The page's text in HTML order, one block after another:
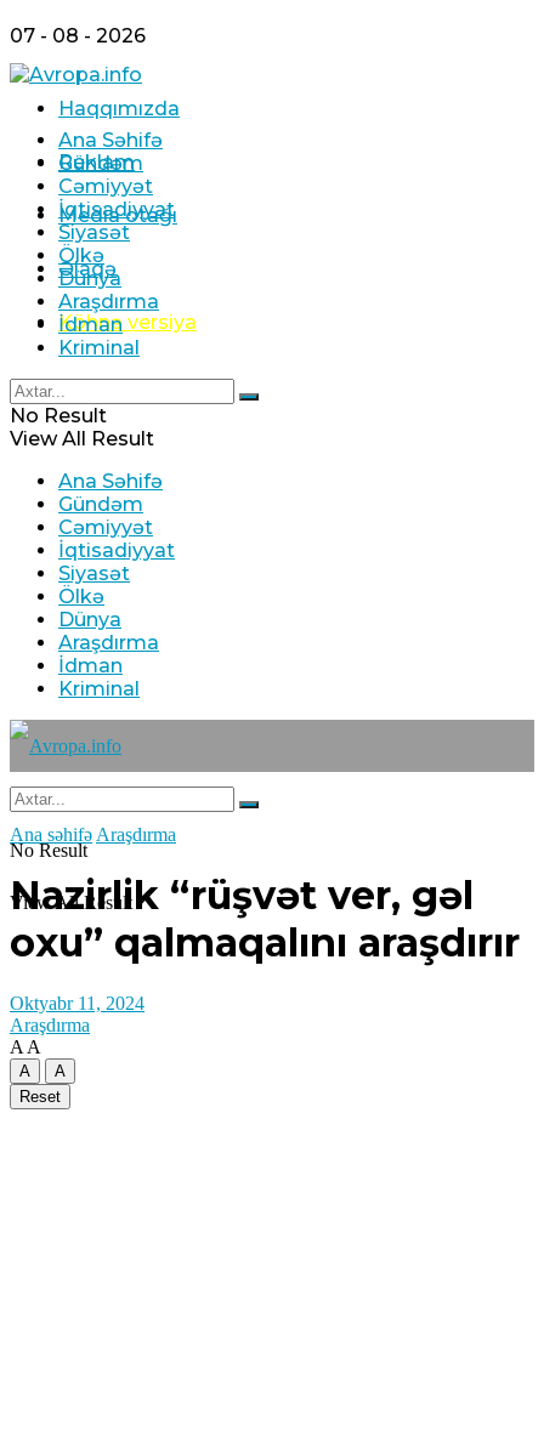
07 - 08 - 2026
Haqqımızda
Reklam
Media otağı
Əlaqə
Köhnə versiya
Ana Səhifə
Gündəm
Cəmiyyət
İqtisadiyyat
Siyasət
Ölkə
Dünya
Araşdırma
İdman
Kriminal
No Result
View All Result
Ana Səhifə
Gündəm
Cəmiyyət
İqtisadiyyat
Siyasət
Ölkə
Dünya
Araşdırma
İdman
Kriminal
No Result
View All Result
Ana səhifə Araşdırma
Nazirlik “rüşvət ver, gəl
oxu” qalmaqalını araşdırır
Oktyabr 11, 2024
Araşdırma
A A
A
A
Reset